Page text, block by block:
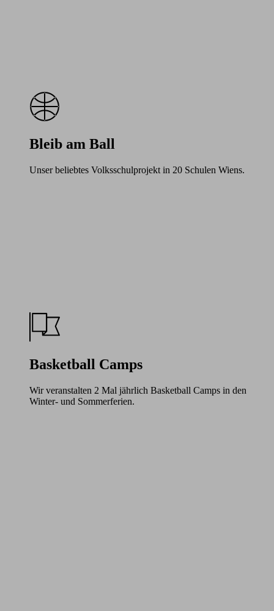
Bleib am Ball
Unser beliebtes Volksschulprojekt in 20 Schulen Wiens.
Basketball Camps
Wir veranstalten 2 Mal jährlich Basketball Camps in den
Winter- und Sommerferien.